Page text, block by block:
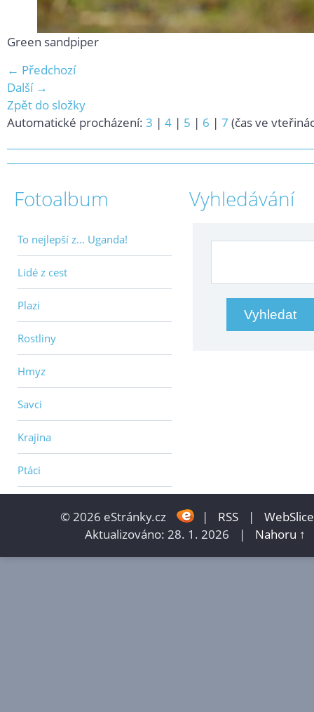
Green sandpiper
← Předchozí
Další →
Zpět do složky
Automatické procházení: 3 | 4 | 5 | 6 | 7 (čas ve
Fotoalbum
To nejlepší z... Uganda!
Lidé z cest
Plazi
Rostliny
Hmyz
Savci
Krajina
Ptáci
Vyhledávání
© 2026 eStránky.cz | RSS |
WebSlice
Aktualizováno: 28. 1. 2026
| Nahoru ↑